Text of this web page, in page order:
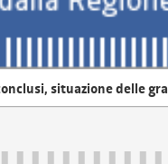
situazione delle